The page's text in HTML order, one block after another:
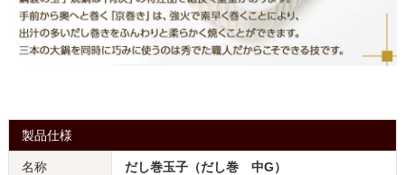
製品仕様
名称 だし巻玉子（だし巻 中G）